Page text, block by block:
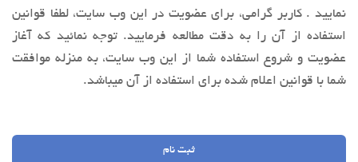
نمایید . کاربر گرامی، براي عضویت در این وب‌ سایت، لطفا قوانین
استفاده از آن را به‌ دقت مطالعه فرماييد. توجه نمائید كه آغاز
عضويت و شروع استفاده شما از این وب‌ سایت، به منزله موافقت
شما با قوانین اعلام ‌شده برای استفاده از آن میباشد.
ثبت نام